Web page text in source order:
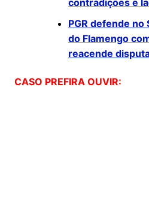
contradições e
PGR defende
do Flamengo
reacende
CASO PREFIRA OUVIR: